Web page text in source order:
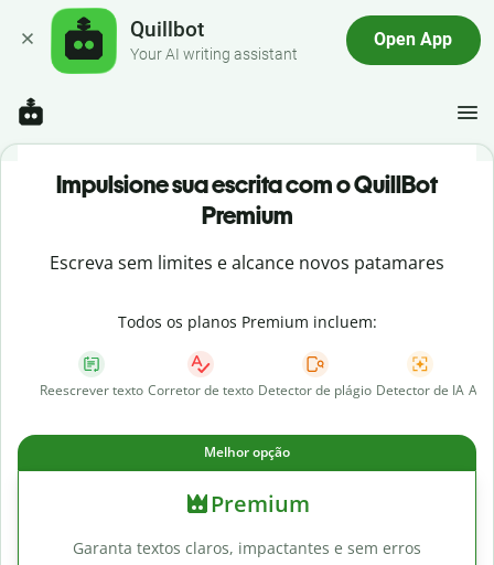
Quillbot
Your AI writing assistant
Open App
Impulsione sua escrita com o QuillBot
Premium
Escreva sem limites e alcance novos patamares
Todos os planos Premium incluem:
Reescrever texto Corretor de texto Detector de plágio Detector de IA AI
Melhor opção
Premium
Garanta textos claros, impactantes e sem erros